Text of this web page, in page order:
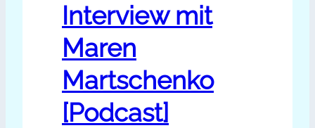
Interview mit
Maren
Martschenko
[Podcast]